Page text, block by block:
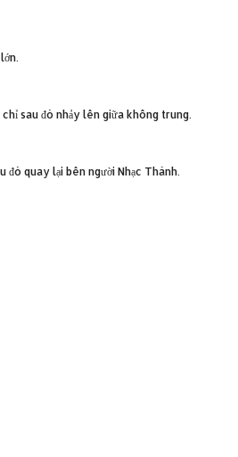
sau đó nhảy lên giữa không trung.
đó quay lại bên người Nhạc Thành.